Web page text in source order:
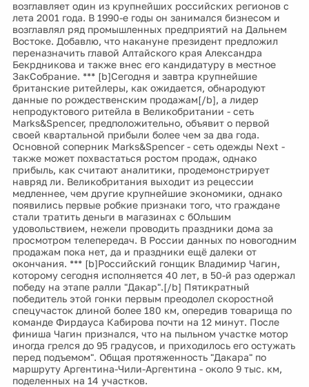
возглавляет один из крупнейших российских регионов с
лета 2001 года. В 1990-е годы он занимался бизнесом и
возглавлял ряд промышленных предприятий на Дальнем
Востоке. Добавлю, что накануне президент предложил
переназначить главой Алтайского края Александра
Бекрдникова и также внес его кандидатуру в местное
ЗакСобрание. *** [b]Сегодня и завтра крупнейшие
британские ритейлеры, как ожидается, обнародуют
данные по рождественским продажам[/b], а лидер
непродуктового ритейла в Великобритании - сеть
Marks&Spencer, предположительно, объявит о первой
своей квартальной прибыли более чем за два года.
Основной соперник Marks&Spencer - сеть одежды Next -
также может похвастаться ростом продаж, однако
прибыль, как считают аналитики, продемонстрирует
навряд ли. Великобритания выходит из рецессии
медленнее, чем другие крупнейшие экономики, однако
появились первые робкие признаки того, что граждане
стали тратить деньги в магазинах с бОльшим
удовольствием, нежели проводить праздники дома за
просмотром телепередач. В России данных по новогодним
продажам пока нет, да и праздники ещё далеки от
окончания. *** [b]Российский гонщик Владимир Чагин,
которому сегодня исполняется 40 лет, в 50-й раз одержал
победу на этапе ралли "Дакар".[/b] Пятикратный
победитель этой гонки первым преодолел скоростной
спецучасток длиной более 180 км, опередив товарища по
команде Фирдауса Кабирова почти на 12 минут. После
финиша Чагин признался, что на пыльном участке мотор
иногда грелся до 95 градусов, и приходилось его остужать
перед подъемом". Общая протяженность "Дакара" по
маршруту Аргентина-Чили-Аргентина - около 9 тыс. км,
поделенных на 14 участков.